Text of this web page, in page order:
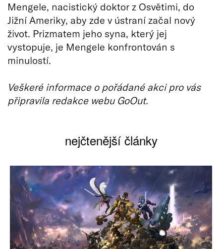
Mengele, nacistický doktor z Osvětimi, do
Jižní Ameriky, aby zde v ústraní začal nový
život. Prizmatem jeho syna, který jej
vystopuje, je Mengele konfrontován s
minulostí.
Veškeré informace o pořádané akci pro vás
připravila redakce webu GoOut.
nejčtenější články